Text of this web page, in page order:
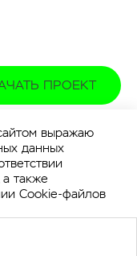
ПРОЕКТ
выражаю
данных
а также
Cookie-файлов